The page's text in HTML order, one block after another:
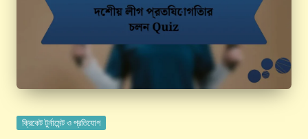
Posted
ক্রিকেট টুর্নামেন্ট ও প্রতিযোগ